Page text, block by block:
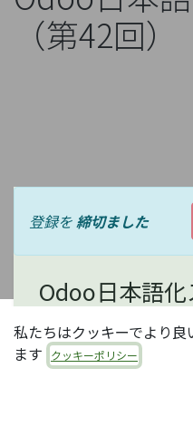
（第42回）
登録を 締切ました
Odoo日本語
オープンソースERP
ニティ有志の活動に依存
は、日本のほとんどの
できる、大変有意義な
私たちはクッキーでより
ます
クッキーポリシー